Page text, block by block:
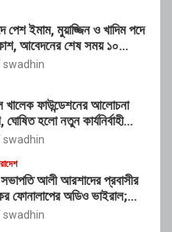
ইমাম, মুয়াজ্জিন ও খাদিম পদে
আবেদনের শেষ সময় ১০
swadhin
খালেক ফাউন্ডেশনের আলোচনা
হলো নতুন কার্যনির্বাহী
swadhin
আলী আরশাদের প্রবাসীর
ফোনালাপের অডিও ভাইরাল;
swadhin